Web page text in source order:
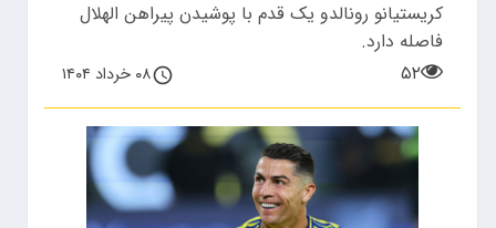
کریستیانو رونالدو یک قدم با پوشیدن پیراهن الهلال
فاصله دارد.
۵۲
۰۸ خرداد ۱۴۰۴